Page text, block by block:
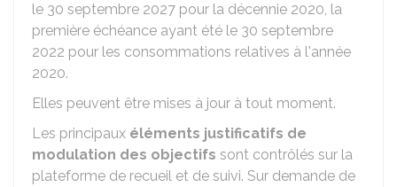
le 30 septembre 2027 pour la décennie 2020, la
première échéance ayant été le 30 septembre
2022 pour les consommations relatives à l'année
2020.
Elles peuvent être mises à jour à tout moment.
Les principaux éléments justificatifs de
modulation des objectifs sont contrôlés sur la
plateforme de recueil et de suivi. Sur demande de